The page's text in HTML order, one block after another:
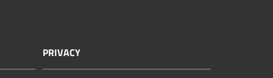
PRIVACY